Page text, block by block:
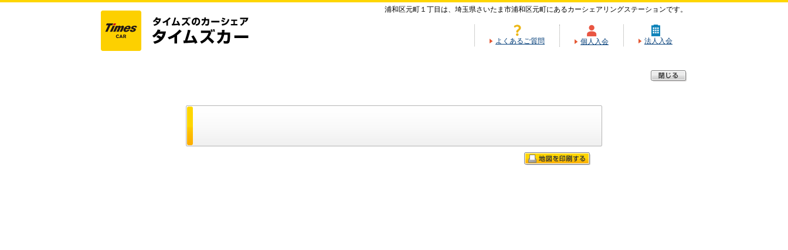
浦和区元町１丁目は、埼玉県さいたま市浦和区元町にあるカーシェアリングステーションです。
よくあるご質問 個人入会 法人入会